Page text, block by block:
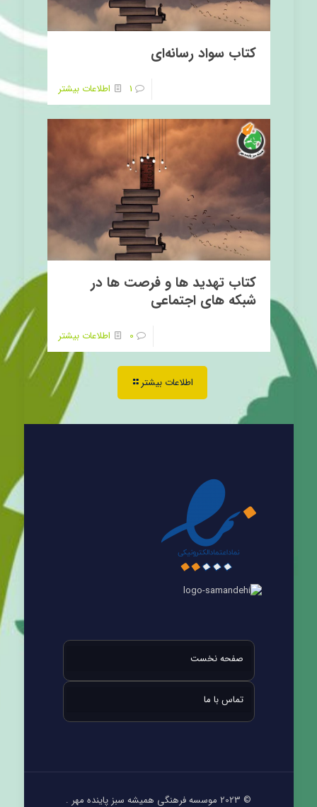
کتاب سواد رسانه‌ای
1 اطلاعات بیشتر
کتاب تهدید ها و فرصت ها در
شبکه های اجتماعی
0 اطلاعات بیشتر
اطلاعات بیشتر
صفحه نخست
تماس با ما
© 2023 موسسه فرهنگی همیشه سبز پاینده مهر .